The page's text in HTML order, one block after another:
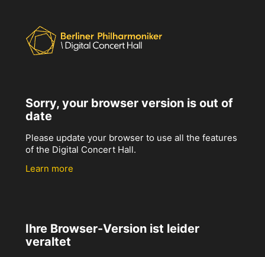
Sorry, your browser version is out of
date
Please update your browser to use all the features
of the Digital Concert Hall.
Learn more
Ihre Browser-Version ist leider
veraltet